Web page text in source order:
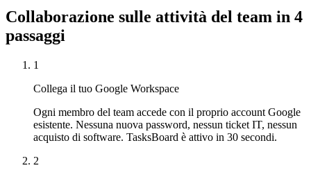
Collaborazione sulle attività del team in 4
passaggi
1
Collega il tuo Google Workspace
Ogni membro del team accede con il proprio account Google
esistente. Nessuna nuova password, nessun ticket IT, nessun
acquisto di software. TasksBoard è attivo in 30 secondi.
2